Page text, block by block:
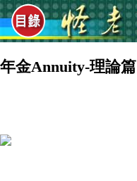
年金Annuity-理論篇